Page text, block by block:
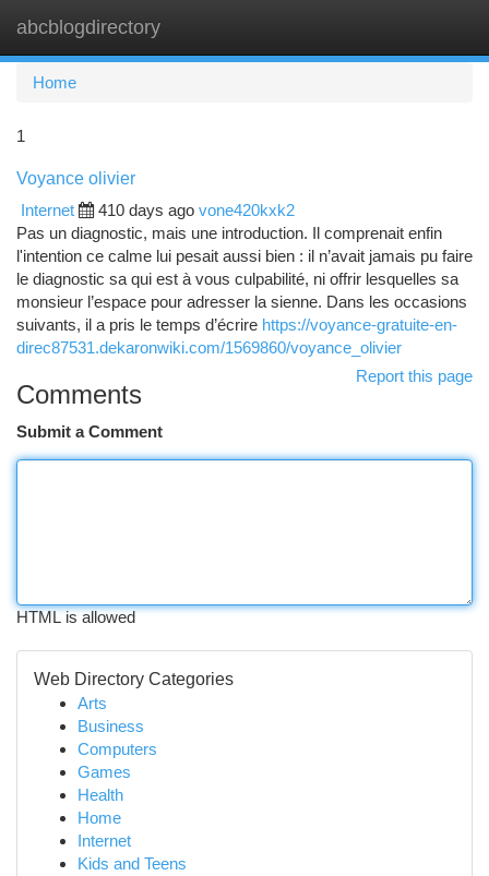
abcblogdirectory
Home
1
Voyance olivier
Internet
410 days ago vone420kxk2
Pas un diagnostic, mais une introduction. Il comprenait enfin
l'intention ce calme lui pesait aussi bien : il n’avait jamais pu faire
le diagnostic sa qui est à vous culpabilité, ni offrir lesquelles sa
monsieur l’espace pour adresser la sienne. Dans les occasions
suivants, il a pris le temps d’écrire https://voyance-gratuite-en-
direc87531.dekaronwiki.com/1569860/voyance_olivier
Report this page
Comments
Submit a Comment
HTML is allowed
Web Directory Categories
Arts
Business
Computers
Games
Health
Home
Internet
Kids and Teens